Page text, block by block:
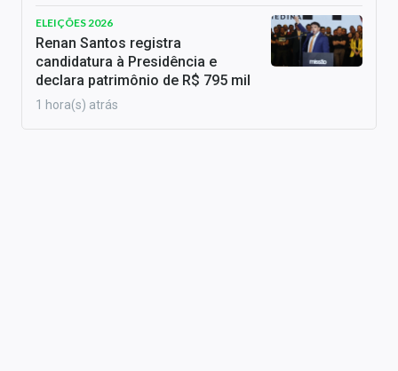
ELEIÇÕES 2026
Renan Santos registra
candidatura à Presidência e
declara patrimônio de R$ 795 mil
1 hora(s) atrás